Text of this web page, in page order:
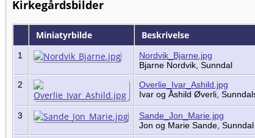
Kirkegårdsbilder
Miniatyrbilde Beskrivelse
1
Nordvik_Bjarne.jpg
Bjarne Nordvik, Sunndal
2
Overlie_Ivar_Ashild.jpg
Ivar og Åshild Øverli,
3
Sande_Jon_Marie.jpg
Jon og Marie Sande, Sunndal